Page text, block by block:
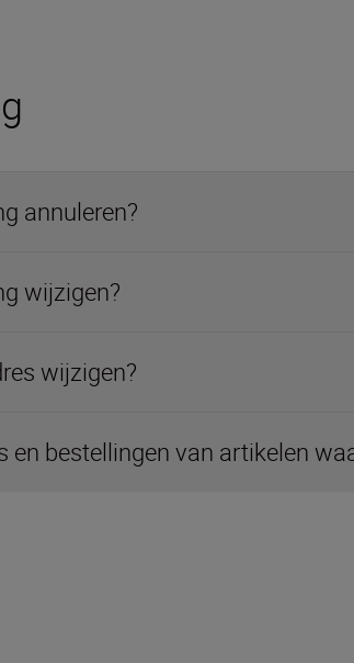
annuleren?
wijzigen?
wijzigen?
en bestellingen van artikelen